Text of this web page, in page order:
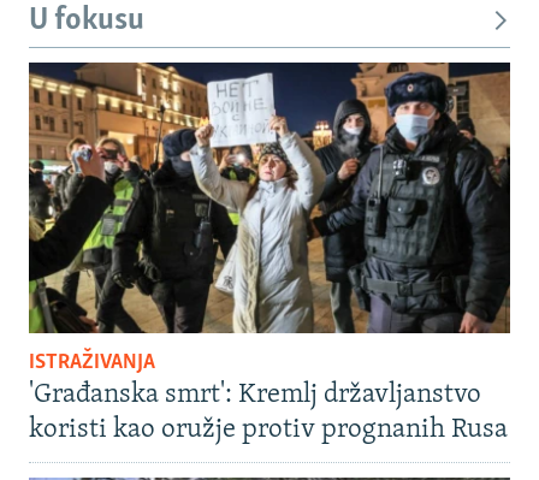
U fokusu
ISTRAŽIVANJA
'Građanska smrt': Kremlj državljanstvo
koristi kao oružje protiv prognanih Rusa